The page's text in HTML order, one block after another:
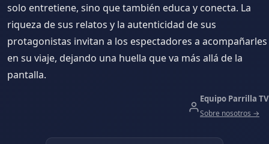
solo entretiene, sino que también educa y conecta. La
riqueza de sus relatos y la autenticidad de sus
protagonistas invitan a los espectadores a acompañarles
en su viaje, dejando una huella que va más allá de la
pantalla.
Equipo Parrilla TV
Sobre nosotros →